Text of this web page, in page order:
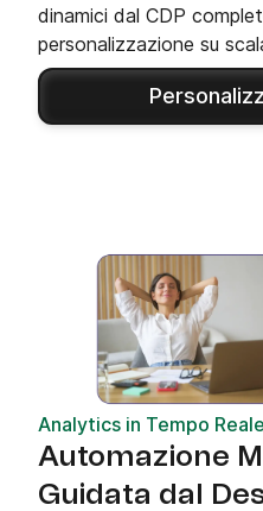
dinamici dal CDP
personalizzazione su
Analytics in Tempo Reale
Automazione
Guidata dal